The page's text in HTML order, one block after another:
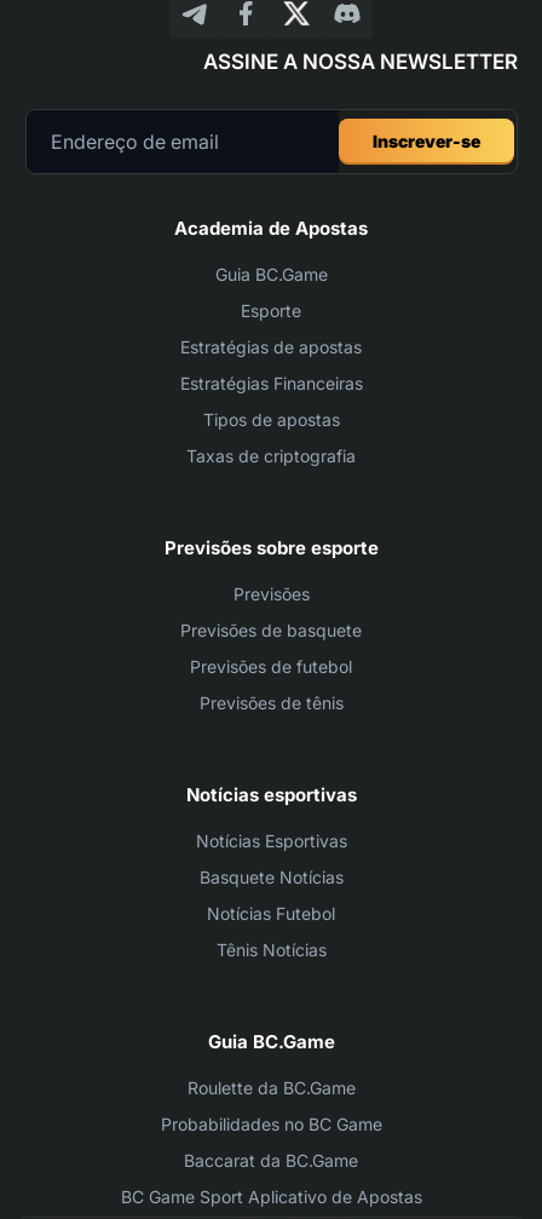
ASSINE A NOSSA NEWSLETTER
Inscrever-se
Academia de Apostas
Guia BC.Game
Esporte
Estratégias de apostas
Estratégias Financeiras
Tipos de apostas
Taxas de criptografia
Previsões sobre esporte
Previsões
Previsões de basquete
Previsões de futebol
Previsões de tênis
Notícias esportivas
Notícias Esportivas
Basquete Notícias
Notícias Futebol
Tênis Notícias
Guia BC.Game
Roulette da BC.Game
Probabilidades no BC Game
Baccarat da BC.Game
BC Game Sport Aplicativo de Apostas